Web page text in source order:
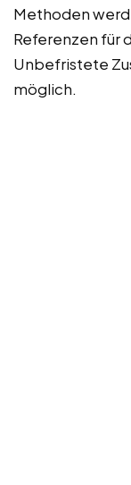
Methoden
Referenzen für
Unbefristete
möglich.